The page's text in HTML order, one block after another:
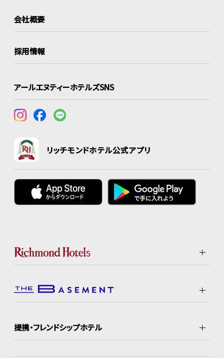
会社概要
採用情報
アールエヌティーホテルズSNS
リッチモンドホテル公式アプリ
提携・フレンドシップホテル